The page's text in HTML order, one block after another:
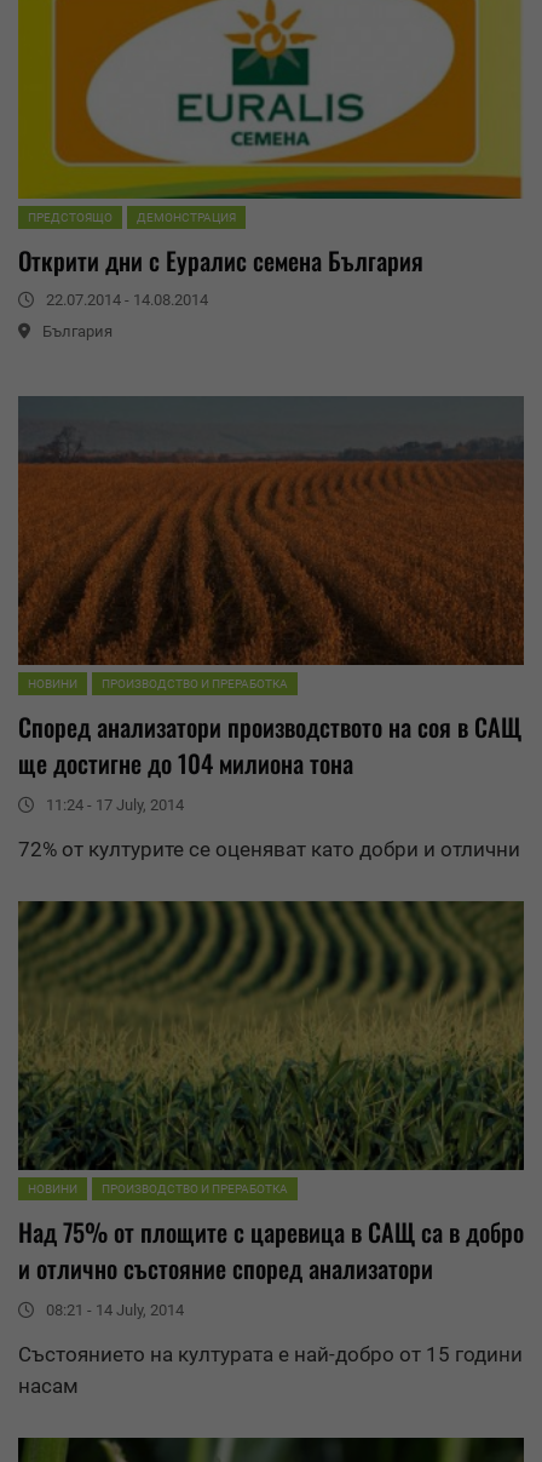
ПРЕДСТОЯЩО ДЕМОНСТРАЦИЯ
Открити дни с Еуралис семена България
22.07.2014 - 14.08.2014
България
НОВИНИ ПРОИЗВОДСТВО И ПРЕРАБОТКА
Според анализатори производството на соя в САЩ
ще достигне до 104 милиона тона
11:24 - 17 July, 2014
72% от културите се оценяват като добри и отлични
НОВИНИ ПРОИЗВОДСТВО И ПРЕРАБОТКА
Над 75% от площите с царевица в САЩ са в добро
и отлично състояние според анализатори
08:21 - 14 July, 2014
Състоянието на културата е най-добро от 15 години
насам